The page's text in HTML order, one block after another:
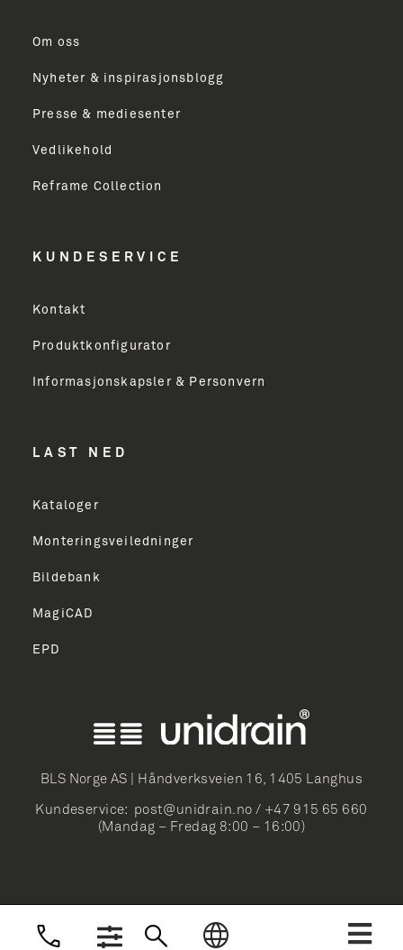
Norsk Bokmål
English
Om oss
Nyheter & inspirasjonsblogg
Presse & mediesenter
Vedlikehold
Reframe Collection
KUNDESERVICE
Kontakt
Produktkonfigurator
Informasjonskapsler & Personvern
LAST NED
Kataloger
Monteringsveiledninger
Bildebank
MagiCAD
EPD
BLS Norge AS | Håndverksveien 16, 1405 Langhus
Kundeservice: post@unidrain.no / +47 915 65 660
(Mandag – Fredag 8:00 – 16:00)